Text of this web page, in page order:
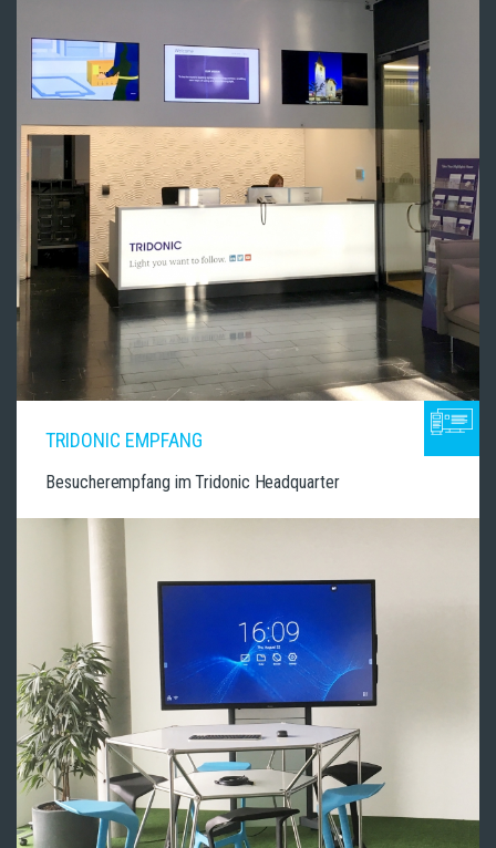
TRIDONIC EMPFANG
Besucherempfang im Tridonic Headquarter